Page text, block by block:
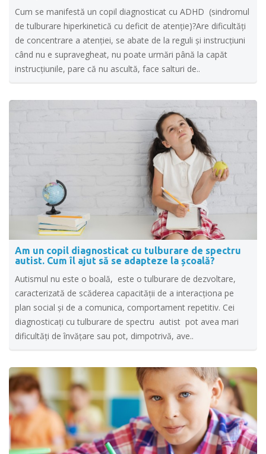
Cum se manifestă un copil diagnosticat cu ADHD (sindromul
de tulburare hiperkinetică cu deficit de atenție)?Are dificultăţi
de concentrare a atenţiei, se abate de la reguli și instrucțiuni
când nu e supravegheat, nu poate urmări până la capăt
instrucțiunile, pare că nu ascultă, face salturi de..
Am un copil diagnosticat cu tulburare de spectru
autist. Cum îl ajut să se adapteze la școală?
Autismul nu este o boală, este o tulburare de dezvoltare,
caracterizată de scăderea capacității de a interacționa pe
plan social și de a comunica, comportament repetitiv. Cei
diagnosticați cu tulburare de spectru autist pot avea mari
dificultăţi de învăţare sau pot, dimpotrivă, ave..